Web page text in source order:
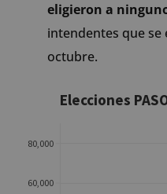
eligieron a
intendentes que
octubre.